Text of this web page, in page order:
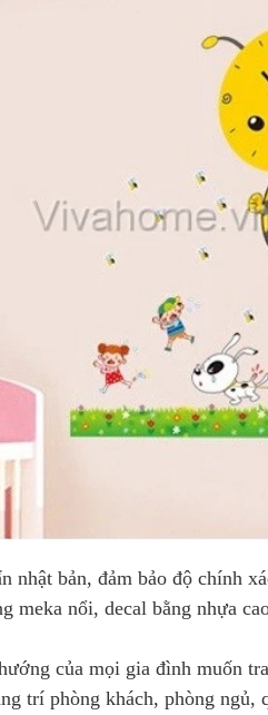
nhật bản, đảm bảo độ chính
meka nổi, decal bằng nhựa
của mọi gia đình muốn
trí phòng khách, phòng ngủ,